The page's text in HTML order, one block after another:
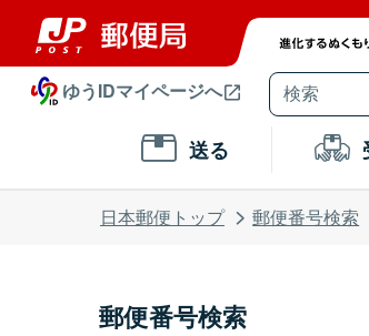
ゆうIDマイページへ
送る
日本郵便トップ 郵便番号検索
郵便番号検索